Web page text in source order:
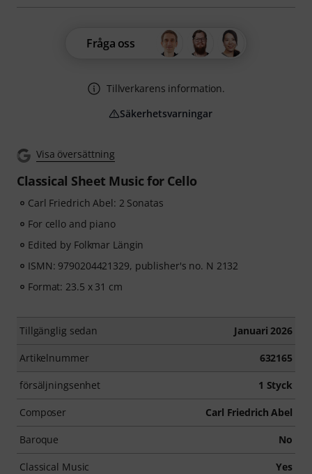
Visa översättning
Classical Sheet Music for Cello
Carl Friedrich Abel: 2 Sonatas
For cello and piano
Edited by Folkmar Längin
ISMN: 9790204421329, publisher's no. N 2132
Format: 23.5 x 31 cm
Tillgänglig sedan Januari 2026
Artikelnummer 632165
försäljningsenhet 1 Styck
Composer Carl Friedrich Abel
Baroque No
Classical Music Yes
Fråga oss
Tillverkarens information.
Säkerhetsvarningar